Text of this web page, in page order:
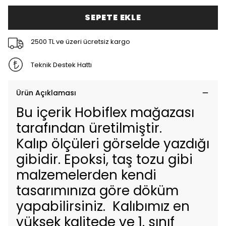
SEPETE EKLE
2500 TL ve üzeri ücretsiz kargo
Teknik Destek Hattı
Ürün Açıklaması
Bu içerik Hobiflex mağazası
tarafından üretilmiştir.
Kalıp ölçüleri görselde yazdığı
gibidir. Epoksi, taş tozu gibi
malzemelerden kendi
tasarımınıza göre döküm
yapabilirsiniz. Kalıbımız en
yüksek kalitede ve 1. sınıf